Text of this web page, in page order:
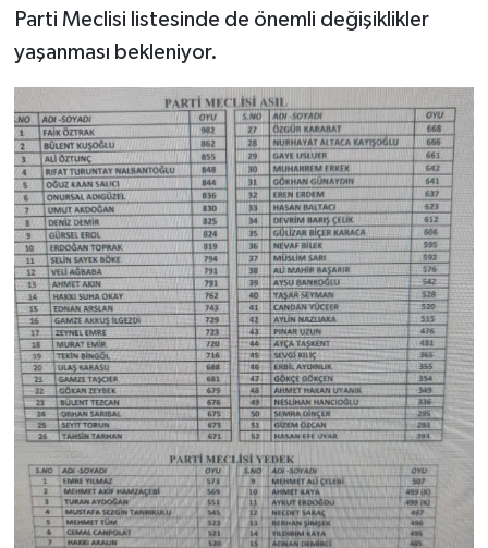
Parti Meclisi listesinde de önemli değişiklikler
yaşanması bekleniyor.